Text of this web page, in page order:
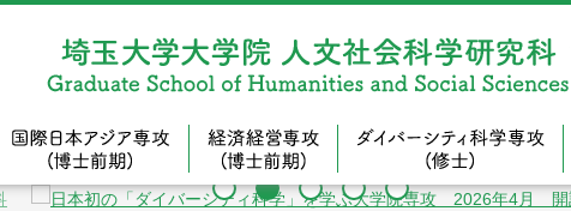
文化環境専攻（博士前期） 国際日本アジア専攻（博士前期）経済経営専攻（博士前期）